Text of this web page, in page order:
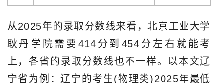
从2025年的录取分数线来看，北京工业大学
耿丹学院需要414分到454分左右就能考
上，各省的录取分数线也不一样。以本文辽
宁省为例：辽宁的考生(物理类)2025年最低